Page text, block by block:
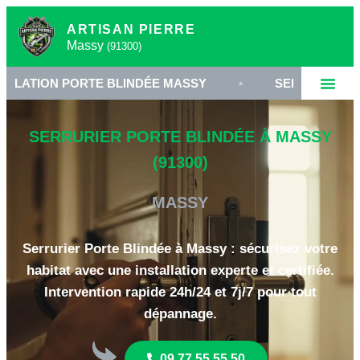
ARTISAN PIERRE
Massy (91300)
PORTE BLINDÉE MASSY • SERRURIER 91300
SERRURIER PORTE BLINDÉE À MASSY
(91300)
MASSY
Serrurier Porte Blindée à Massy : sécurisez votre
habitat avec une installation experte et certifiée.
Intervention rapide 24h/24 et 7j/7 pour tout
dépannage.